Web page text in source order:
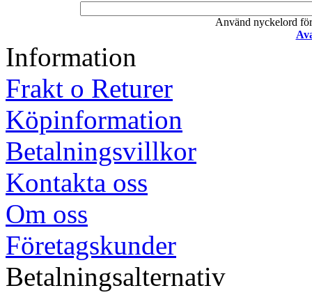
Använd nyckelord
Information
Frakt o Returer
Köpinformation
Betalningsvillkor
Kontakta oss
Om oss
Företagskunder
Betalningsalternativ